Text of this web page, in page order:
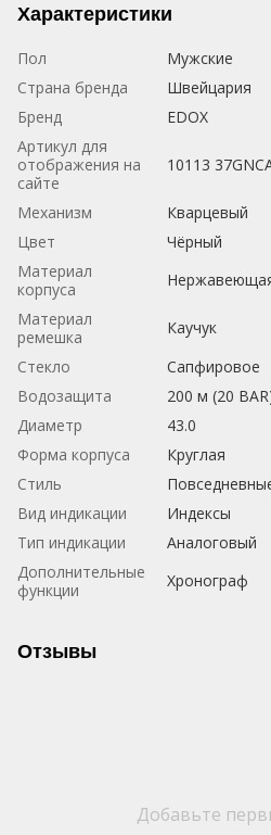
Характеристики
Пол
Мужские
Страна бренда
Швейцария
Бренд
EDOX
Артикул для
отображения на
сайте
10113
Механизм
Кварцевый
Цвет
Чёрный
Материал
корпуса
Материал
ремешка
Каучук
Стекло
Сапфировое
Водозащита
200 м (20
Диаметр
43.0
Форма корпуса
Круглая
Стиль
Вид индикации
Индексы
Тип индикации
Аналоговый
Дополнительные
функции
Хронограф
Отзывы
Добавьте